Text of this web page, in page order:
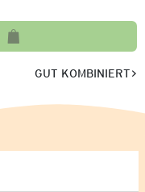
GUT KOMBINIERT